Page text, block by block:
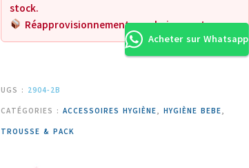
stock.
Réapprovisionnement prochainement.
Acheter sur Whatsapp
UGS : 2904-2B
CATÉGORIES : ACCESSOIRES HYGIÈNE, HYGIÈNE BEBE,
TROUSSE & PACK